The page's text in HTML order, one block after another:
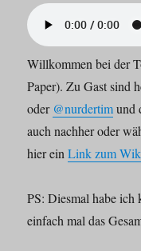
Willkommen bei der
Paper). Zu Gast sind
oder @nurdertimund
auch nachher oder
hier einLink zum
PS: Diesmal habe ich
einfach mal das